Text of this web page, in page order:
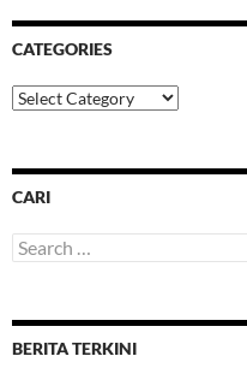
CATEGORIES
Categories
CARI
Search
for:
BERITA TERKINI